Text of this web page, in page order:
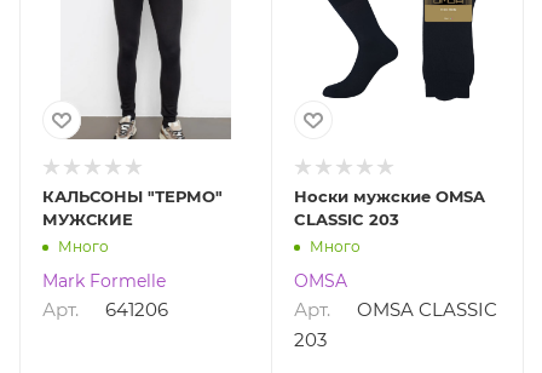
КАЛЬСОНЫ "ТЕРМО"
МУЖСКИЕ
Много
Mark Formelle
Арт. 641206
Носки мужские OMSA
CLASSIC 203
Много
OMSA
Арт.
OMSA CLASSIC
203